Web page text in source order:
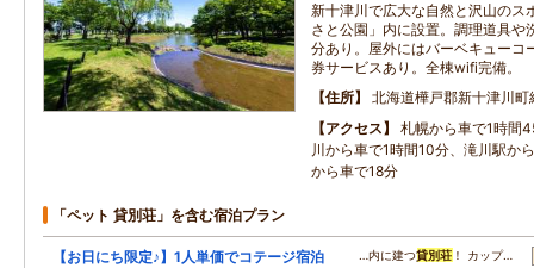
新十津川で広大な自然と沢山のス
さと公園」内に設置。調理道具や
分あり。屋外にはバーベキューコ
券サービスあり。全棟wifi完備。
住所
北海道樺戸郡新十津川
アクセス
札幌から車で1時間
川から車で1時間10分、滝川駅か
から車で18分
「ペット 貸別荘」を含む宿泊プラン
【お日にち限定♪】1人単価でコテージ宿泊
…内に建つ貸別荘 ！ カップ…